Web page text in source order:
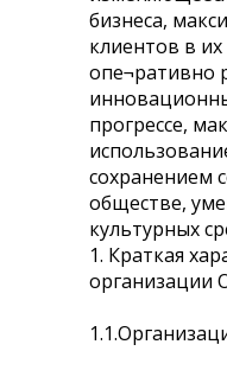
бизнеса,
клиентов в их
опе¬ративно
прогрессе,
сохранением
обществе,
культурных
1. Краткая
организации